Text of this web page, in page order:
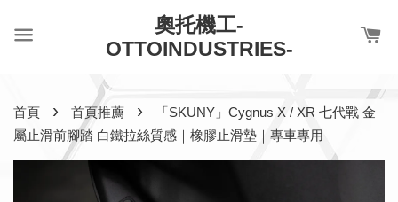
奧托機工-
OTTOINDUSTRIES-
首頁 › 首頁推薦 ›
「SKUNY」Cygnus X / XR 七代戰 金
屬止滑前腳踏 白鐵拉絲質感｜橡膠止滑墊｜專車專用